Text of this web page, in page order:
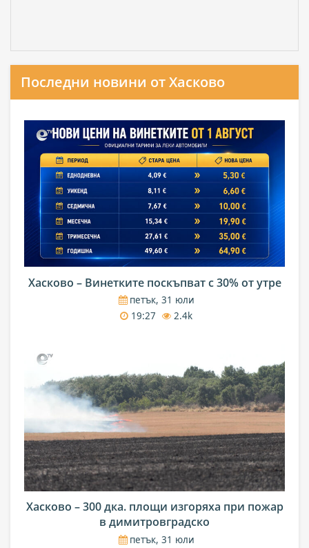
Последни новини от Хасково
Хасково – Винетките поскъпват с 30% от утре
петък, 31 юли
19:27
2.4k
Хасково – 300 дка. площи изгоряха при пожар
в димитровградско
петък, 31 юли